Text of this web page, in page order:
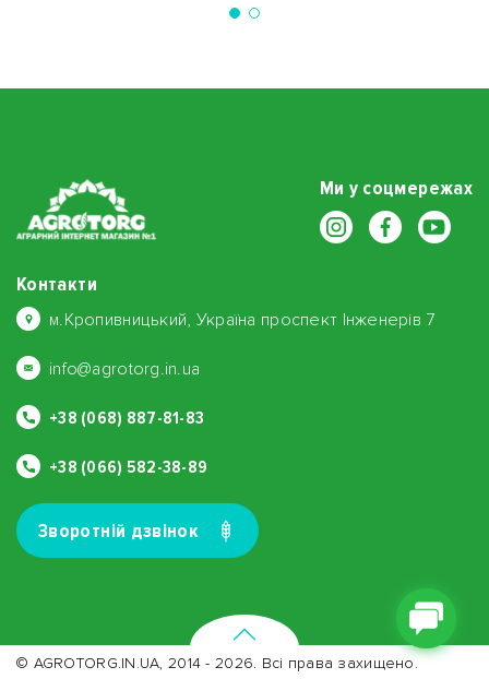
Ми у соцмережах
Контакти
м.Кропивницький, Україна проспект Інженерів 7
info@agrotorg.in.ua
+38 (068) 887-81-83
+38 (066) 582-38-89
Зворотнiй дзвiнок
© AGROTORG.IN.UA, 2014 - 2026. Всі права захищено.